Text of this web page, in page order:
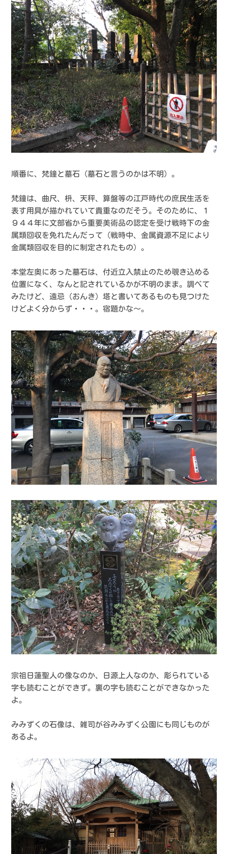
順番に、梵鐘と墓石（墓石と言うのかは不明）。
梵鐘は、曲尺、枡、天秤、算盤等の江戸時代の庶民生活を
表す用具が描かれていて貴重なのだそう。そのために、１
９４４年に文部省から重要美術品の認定を受け戦時下の金
属類回収を免れたんだって（戦時中、金属資源不足により
金属類回収を目的に制定されたもの）。
本堂左奥にあった墓石は、付近立入禁止のため覗き込める
位置になく、なんと記されているかが不明のまま。調べて
みたけど、遠忌（おんき）塔と書いてあるものも見つけた
けどよく分からず・・・。宿題かな〜。
宗祖日蓮聖人の像なのか、日源上人なのか、彫られている
字も読むことができず。裏の字も読むことができなかった
よ。
みみずくの石像は、雑司が谷みみずく公園にも同じものが
あるよ。